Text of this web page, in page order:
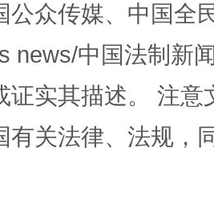
在茂县开幕
公众传媒、中国全
news/中国法制新
证实其描述。 注
有关法律、法规，